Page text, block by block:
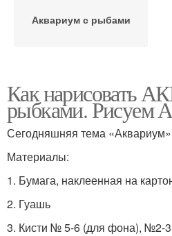
Аквариум с рыбами
Как нарисовать
рыбками.
Сегодняшняя тема «Аквариум»
Материалы:
1. Бумага, наклеенная на
2. Гуашь
3. Кисти № 5-6 (для фона), №2-3